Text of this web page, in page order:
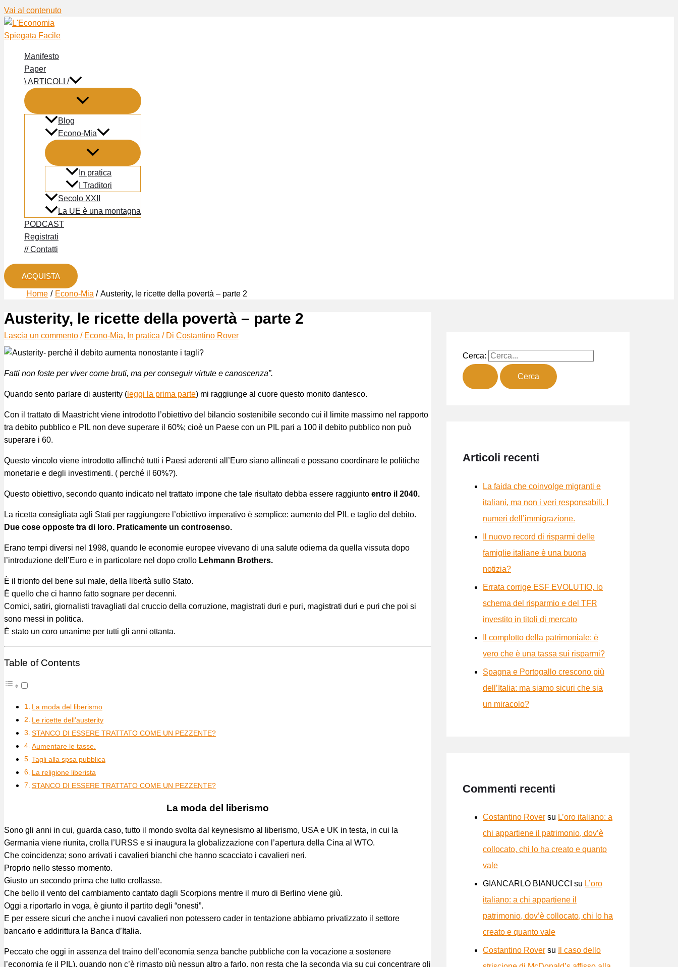
Vai al contenuto
Manifesto
Paper
\ ARTICOLI /
Blog
Econo-Mia
In pratica
I Traditori
Secolo XXII
La UE è una montagna
PODCAST
Registrati
// Contatti
ACQUISTA
Home Econo-Mia Austerity, le ricette della povertà – parte 2
Austerity, le ricette della povertà – parte 2
Lascia un commento / Econo-Mia, In pratica / Di Costantino Rover
Fatti non foste per viver come bruti, ma per conseguir virtute e canoscenza”.
Quando sento parlare di austerity ( leggi la prima parte) mi raggiunge al cuore questo monito dantesco.
Con il trattato di Maastricht viene introdotto l’obiettivo del bilancio sostenibile secondo cui il limite massimo nel rapporto
tra debito pubblico e PIL non deve superare il 60%; cioè un Paese con un PIL pari a 100 il debito pubblico non può
superare i 60.
Questo vincolo viene introdotto affinché tutti i Paesi aderenti all’Euro siano allineati e possano coordinare le politiche
monetarie e degli investimenti. ( perché il 60%?).
Questo obiettivo, secondo quanto indicato nel trattato impone che tale risultato debba essere raggiunto entro il 2040.
La ricetta consigliata agli Stati per raggiungere l’obiettivo imperativo è semplice: aumento del PIL e taglio del debito.
Due cose opposte tra di loro. Praticamente un controsenso.
Erano tempi diversi nel 1998, quando le economie europee vivevano di una salute odierna da quella vissuta dopo
l’introduzione dell’Euro e in particolare nel dopo crollo Lehmann Brothers.
È il trionfo del bene sul male, della libertà sullo Stato.
È quello che ci hanno fatto sognare per decenni.
Comici, satiri, giornalisti travagliati dal cruccio della corruzione, magistrati duri e puri, magistrati duri e puri che poi si
sono messi in politica.
È stato un coro unanime per tutti gli anni ottanta.
Table of Contents
La moda del liberismo
Le ricette dell’austerity
STANCO DI ESSERE TRATTATO COME UN PEZZENTE?
Aumentare le tasse.
Tagli alla spsa pubblica
La religione liberista
STANCO DI ESSERE TRATTATO COME UN PEZZENTE?
La moda del liberismo
Sono gli anni in cui, guarda caso, tutto il mondo svolta dal keynesismo al liberismo, USA e UK in testa, in cui la
Germania viene riunita, crolla l’URSS e si inaugura la globalizzazione con l’apertura della Cina al WTO.
Che coincidenza; sono arrivati i cavalieri bianchi che hanno scacciato i cavalieri neri.
Proprio nello stesso momento.
Giusto un secondo prima che tutto crollasse.
Che bello il vento del cambiamento cantato dagli Scorpions mentre il muro di Berlino viene giù.
Oggi a riportarlo in voga, è giunto il partito degli “onesti”.
E per essere sicuri che anche i nuovi cavalieri non potessero cader in tentazione abbiamo privatizzato il settore
bancario e addirittura la Banca d’Italia.
Peccato che oggi in assenza del traino dell’economia senza banche pubbliche con la vocazione a sostenere
l’economia (e il PIL), quando non c’è rimasto più nessun altro a farlo, non resta che la seconda via su cui concentrare gli
Cerca:
Articoli recenti
La faida che coinvolge migranti e
italiani, ma non i veri responsabili. I
numeri dell’immigrazione.
Il nuovo record di risparmi delle
famiglie italiane è una buona
notizia?
Errata corrige ESF EVOLUTIO, lo
schema del risparmio e del TFR
investito in titoli di mercato
Il complotto della patrimoniale: è
vero che è una tassa sui risparmi?
Spagna e Portogallo crescono più
dell’Italia: ma siamo sicuri che sia
un miracolo?
Commenti recenti
Costantino Rover su L’oro italiano: a
chi appartiene il patrimonio, dov’è
collocato, chi lo ha creato e quanto
vale
GIANCARLO BIANUCCI su L’oro
italiano: a chi appartiene il
patrimonio, dov’è collocato, chi lo ha
creato e quanto vale
Costantino Rover su
Il caso dello